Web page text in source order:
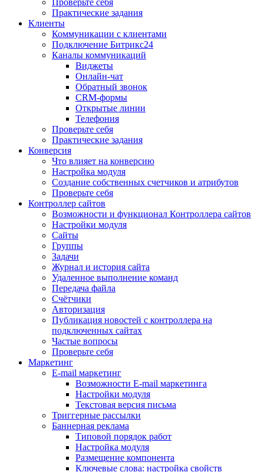
Проверьте себя
Практические задания
Клиенты
Коммуникации с клиентами
Подключение Битрикс24
Каналы коммуникаций
Виджеты
Онлайн-чат
Обратный звонок
CRM-формы
Открытые линии
Телефония
Проверьте себя
Практические задания
Конверсия
Что влияет на конверсию
Настройка модуля
Создание собственных счетчиков и атрибутов
Проверьте себя
Контроллер сайтов
Возможности и функционал Контроллера сайтов
Настройки модуля
Сайты
Группы
Задачи
Журнал и история сайта
Удаленное выполнение команд
Передача файла
Счётчики
Авторизация
Публикация новостей с контроллера на
подключенных сайтах
Частые вопросы
Проверьте себя
Маркетинг
E-mail маркетинг
Возможности E-mail маркетинга
Настройки модуля
Текстовая версия письма
Триггерные рассылки
Баннерная реклама
Типовой порядок работ
Настройка модуля
Размещение компонента
Ключевые слова: настройка свойств